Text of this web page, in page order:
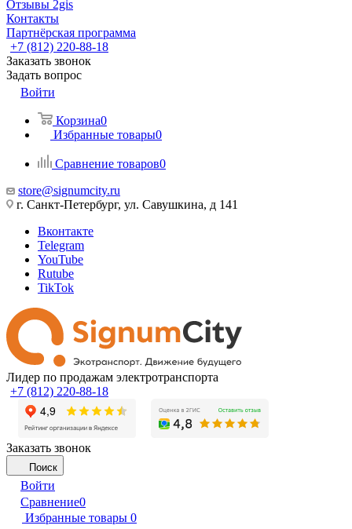
Отзывы 2gis
Контакты
Партнёрская программа
+7 (812) 220-88-18
Заказать звонок
Задать вопрос
Войти
Корзина0
Избранные товары0
Сравнение товаров0
store@signumcity.ru
г. Санкт-Петербург, ул. Савушкина, д 141
Вконтакте
Telegram
YouTube
Rutube
TikTok
Лидер по продажам электротранспорта
+7 (812) 220-88-18
Заказать звонок
Поиск
Войти
Сравнение0
Избранные товары 0